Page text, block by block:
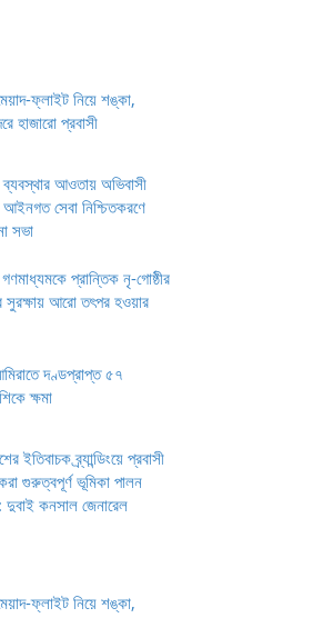
ফ্লাইট নিয়ে শঙ্কা,
হাজারো প্রবাসী
ব্যবস্থার আওতায় অভিবাসী
আইনগত সেবা নিশ্চিতকরণে
সভা
প্রান্তিক নৃ-গোষ্ঠীর
সুরক্ষায় আরো তৎপর হওয়ার
দণ্ডপ্রাপ্ত ৫৭
ক্ষমা
ইতিবাচক ব্র্যান্ডিংয়ে প্রবাসী
গুরুত্বপূর্ণ ভূমিকা পালন
কনসাল জেনারেল
ফ্লাইট নিয়ে শঙ্কা,